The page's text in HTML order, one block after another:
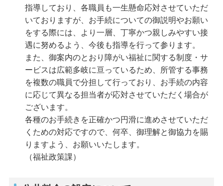
指導しており、各職員も一生懸命応対させていただ
いておりますが、お手続についての御説明やお願い
をする際には、より一層、丁寧かつ親しみやすい接
遇に努めるよう、今後も指導を行って参ります。
また、御案内のとおり障がい福祉に関する制度・サ
ービスは広範多岐に亘っているため、所管する事務
を複数の職員で分担して行っており、お手続の内容
に応じて異なる担当者が応対させていただく場合が
ございます。
各種のお手続きを正確かつ円滑に進めさせていただ
くための対応ですので、何卒、御理解と御協力を賜
りますよう、お願いいたします。
（福祉政策課）